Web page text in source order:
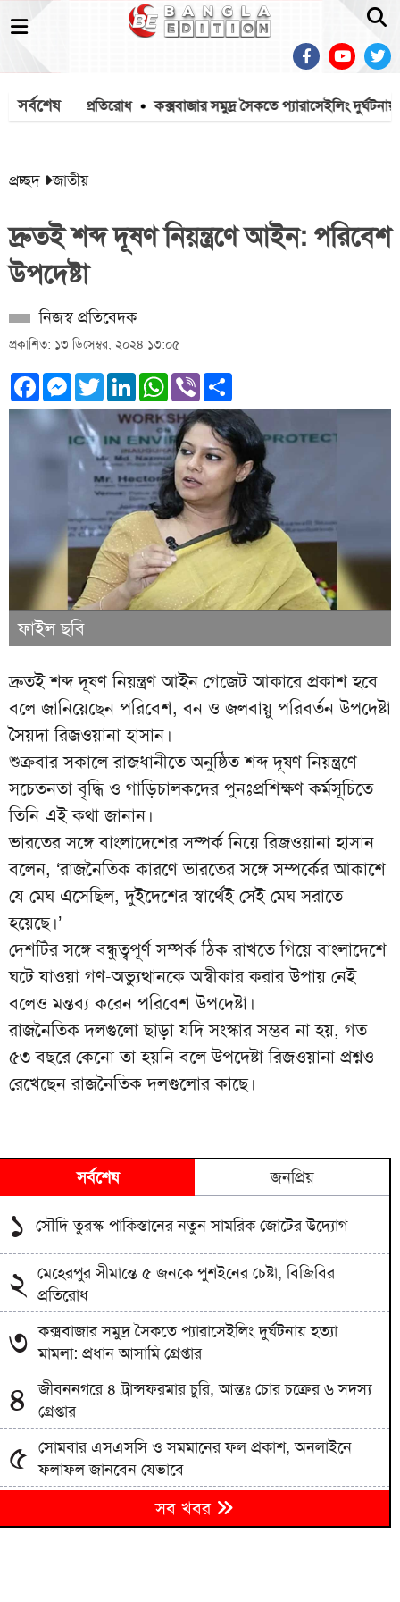
সর্বশেষ
বিজিবির প্রতিরোধ কক্সবাজার সমুদ্র সৈকতে প্যারাসেইলিং দুর্ঘটনায়
প্রচ্ছদ জাতীয়
দ্রুতই শব্দ দূষণ নিয়ন্ত্রণে আইন: পরিবেশ
উপদেষ্টা
নিজস্ব প্রতিবেদক
প্রকাশিত: ১৩ ডিসেম্বর, ২০২৪ ১৩:০৫
Facebook
Messenger
TwitterLinkedInWhatsApp
Viber
ফাইল ছবি
দ্রুতই শব্দ দূষণ নিয়ন্ত্রণ আইন গেজেট আকারে প্রকাশ হবে
বলে জানিয়েছেন পরিবেশ, বন ও জলবায়ু পরিবর্তন উপদেষ্টা
সৈয়দা রিজওয়ানা হাসান।
শুক্রবার সকালে রাজধানীতে অনুষ্ঠিত শব্দ দূষণ নিয়ন্ত্রণে
সচেতনতা বৃদ্ধি ও গাড়িচালকদের পুনঃপ্রশিক্ষণ কর্মসূচিতে
তিনি এই কথা জানান।
ভারতের সঙ্গে বাংলাদেশের সম্পর্ক নিয়ে রিজওয়ানা হাসান
বলেন, ‘রাজনৈতিক কারণে ভারতের সঙ্গে সম্পর্কের আকাশে
যে মেঘ এসেছিল, দুইদেশের স্বার্থেই সেই মেঘ সরাতে
হয়েছে।’
দেশটির সঙ্গে বন্ধুত্বপূর্ণ সম্পর্ক ঠিক রাখতে গিয়ে বাংলাদেশে
ঘটে যাওয়া গণ-অভ্যুত্থানকে অস্বীকার করার উপায় নেই
বলেও মন্তব্য করেন পরিবেশ উপদেষ্টা।
রাজনৈতিক দলগুলো ছাড়া যদি সংস্কার সম্ভব না হয়, গত
৫৩ বছরে কেনো তা হয়নি বলে উপদেষ্টা রিজওয়ানা প্রশ্নও
রেখেছেন রাজনৈতিক দলগুলোর কাছে।
সর্বশেষ জনপ্রিয়
১ সৌদি-তুরস্ক-পাকিস্তানের নতুন সামরিক জোটের উদ্যোগ
২
মেহেরপুর সীমান্তে ৫ জনকে পুশইনের চেষ্টা, বিজিবির
প্রতিরোধ
৩ কক্সবাজার সমুদ্র সৈকতে প্যারাসেইলিং দুর্ঘটনায় হত্যা
মামলা: প্রধান আসামি গ্রেপ্তার
৪
জীবননগরে ৪ ট্রান্সফরমার চুরি, আন্তঃ চোর চক্রের ৬ সদস্য
গ্রেপ্তার
৫ সোমবার এসএসসি ও সমমানের ফল প্রকাশ, অনলাইনে
ফলাফল জানবেন যেভাবে
সেপ্টেম্বরে যুক্তরাষ্ট্র সফরে যাচ্ছেন প্রধানমন্ত্রী
সব খবর